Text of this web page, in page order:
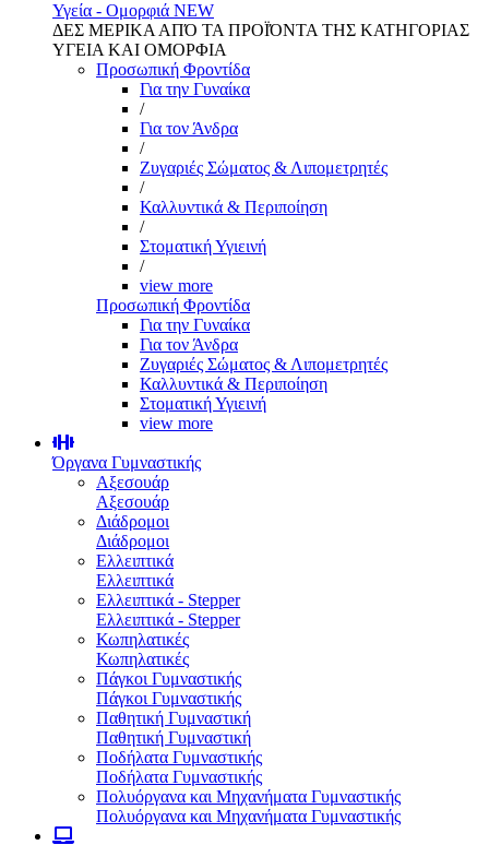
Υγεία - Ομορφιά NEW
ΔΕΣ ΜΕΡΙΚΑ ΑΠΌ ΤΑ ΠΡΟΪΌΝΤΑ ΤΗΣ ΚΑΤΗΓΟΡΙΑΣ
ΥΓΕΙΑ ΚΑΙ ΟΜΟΡΦΙΑ
Προσωπική Φροντίδα
Για την Γυναίκα
/
Για τον Άνδρα
/
Ζυγαριές Σώματος & Λιπομετρητές
/
Καλλυντικά & Περιποίηση
/
Στοματική Υγιεινή
/
view more
Προσωπική Φροντίδα
Για την Γυναίκα
Για τον Άνδρα
Ζυγαριές Σώματος & Λιπομετρητές
Καλλυντικά & Περιποίηση
Στοματική Υγιεινή
view more
Όργανα Γυμναστικής
Αξεσουάρ
Αξεσουάρ
Διάδρομοι
Διάδρομοι
Ελλειπτικά
Ελλειπτικά
Ελλειπτικά - Stepper
Ελλειπτικά - Stepper
Κωπηλατικές
Κωπηλατικές
Πάγκοι Γυμναστικής
Πάγκοι Γυμναστικής
Παθητική Γυμναστική
Παθητική Γυμναστική
Ποδήλατα Γυμναστικής
Ποδήλατα Γυμναστικής
Πολυόργανα και Μηχανήματα Γυμναστικής
Πολυόργανα και Μηχανήματα Γυμναστικής